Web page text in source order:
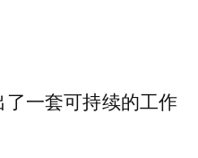
一套可持续的工作